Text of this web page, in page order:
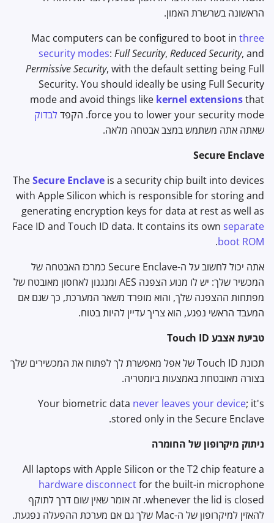
הראשונה בשרשרת האמון.
Mac computers can be configured to boot in three
security modes: Full Security, Reduced Security, and
Permissive Security, with the default setting being Full
Security. You should ideally be using Full Security
mode and avoid things like kernel extensionsthat
force you to lower your security mode. הקפד
לבדוק
שאתה אתה משתמש במצב אבטחה מלאה.
Secure Enclave
TheSecure Enclave is a security chip built into devices
with Apple Silicon which is responsible for storing and
generating encryption keys for data at rest as well as
Face ID and Touch ID data. It contains its own separate
boot ROM
.
אתה יכול לחשוב על ה-Secure Enclave כמרכז האבטחה של
המכשיר שלך: יש לו מנוע הצפנה AES ומנגנון לאחסון מאובטח של
מפתחות ההצפנה שלך, והוא מופרד משאר המערכת, כך שגם אם
המעבד הראשי נפגע, הוא צריך עדיין להיות בטוח.
טביעת אצבע Touch ID
תכונת Touch ID של אפל מאפשרת לך לפתוח את המכשירים שלך
בצורה מאובטחת באמצעות ביומטריה.
Your biometric data never leaves your device; it's
stored only in the Secure Enclave.
ניתוק מיקרופון של החומרה
All laptops with Apple Silicon or the T2 chip feature a
hardware disconnectfor the built-in microphone
whenever the lid is closed. זה אומר שאין שום דרך לתוקף
להאזין למיקרופון של ה-Mac שלך גם אם מערכת ההפעלה נפגעת.